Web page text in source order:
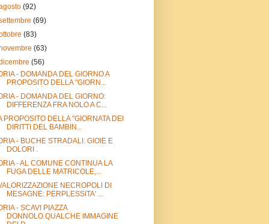
(92)
(69)
(83)
(63)
(56)
- DOMANDA DEL GIORNO A
PROPOSITO DELLA "GIORN...
- DOMANDA DEL GIORNO:
DIFFERENZA FRA NOLO A C...
PROPOSITO DELLA "GIORNATA DEI
DIRITTI DEL BAMBIN...
- BUCHE STRADALI: GIOIE E
DOLORI .
- AL COMUNE CONTINUA LA
FUGA DELLE MATRICOLE,...
NECROPOLI DI
MESAGNE: PERPLESSITA' ...
- SCAVI PIAZZA
DONNOLO.QUALCHE IMMAGINE